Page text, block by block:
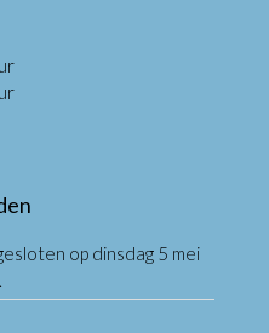
op dinsdag 5 mei